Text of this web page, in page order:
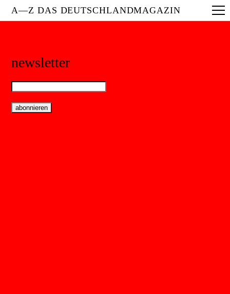
newsletter
A—Z DAS DEUTSCHLANDMAGAZIN